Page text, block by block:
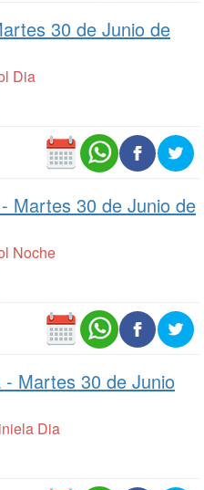
30 de Junio de
Dia
Martes 30 de Junio de
Noche
- Martes 30 de Junio
Dia